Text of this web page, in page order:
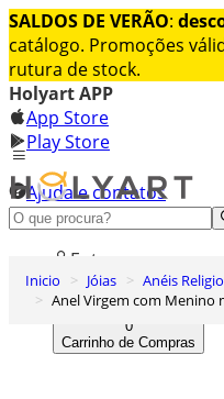
SALDOS DE VERÃO:
catálogo. Promoções
rutura de stock.
Holyart APP
App Store
Play Store
Ajuda e contatos
Conheça premium
Entrar
Lista de Desejos
0
Carrinho de Compras
Inicio Jóias Anéis
Anel Virgem com